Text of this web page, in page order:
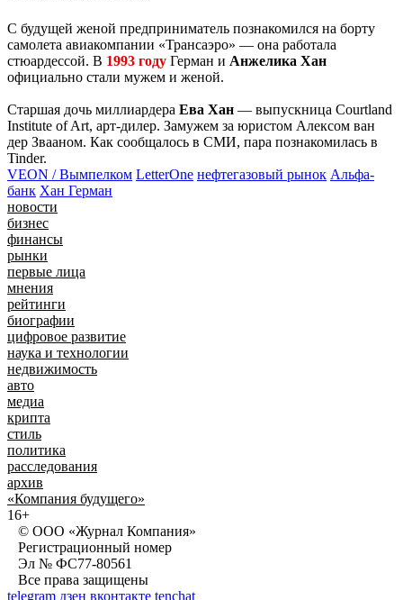
С будущей женой предприниматель познакомился на борту
самолета авиакомпании «Трансаэро» — она работала
стюардессой. В 1993 году Герман и Анжелика Хан
официально стали мужем и женой.
Старшая дочь миллиардера Ева Хан — выпускница Courtland
Institute of Art, арт-дилер. Замужем за юристом Алексом ван
дер Звааном. Как сообщалось в СМИ, пара познакомилась в
Tinder.
VEON / Вымпелком LetterOne нефтегазовый рынок Альфа-
банк Хан Герман
новости
бизнес
финансы
рынки
первые лица
мнения
рейтинги
биографии
цифровое развитие
наука и технологии
недвижимость
авто
медиа
крипта
стиль
политика
расследования
архив
«Компания будущего»
16+
© ООО «Журнал Компания»
Регистрационный номер
Эл № ФС77-80561
Все права защищены
telegram дзен вконтакте tenchat